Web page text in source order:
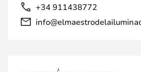
+34 911438772